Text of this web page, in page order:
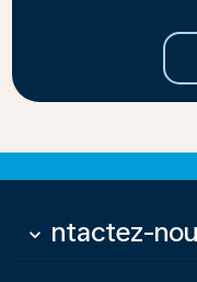
Contactez-
keyboard_arrow_down